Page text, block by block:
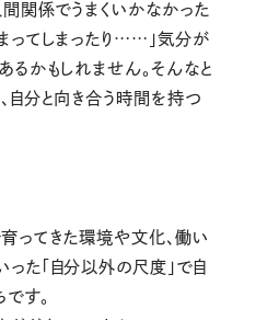
間関係でうまくいかなかった
ってしまったり……」気分が
るかもしれません。そんなと
自分と向き合う時間を持つ
ってきた環境や文化、働い
た「自分以外の尺度」で自
す。